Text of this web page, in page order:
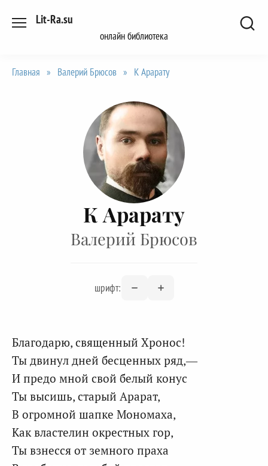
Lit-Ra.su
онлайн библиотека
Главная » Валерий Брюсов » К Арарату
К Арарату
Валерий Брюсов
шрифт:
Благодарю, священный Хронос!
Ты двинул дней бесценных ряд,—
И предо мной свой белый конус
Ты высишь, старый Арарат,
В огромной шапке Мономаха,
Как властелин окрестных гор,
Ты взнесся от земного праха